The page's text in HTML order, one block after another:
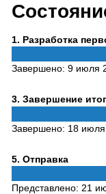
1 Phase
. Разработка
Завершено: 9 июля
3Phase
. Завершение
Завершено: 18
5Phase
. Отправка
Представлено: 21